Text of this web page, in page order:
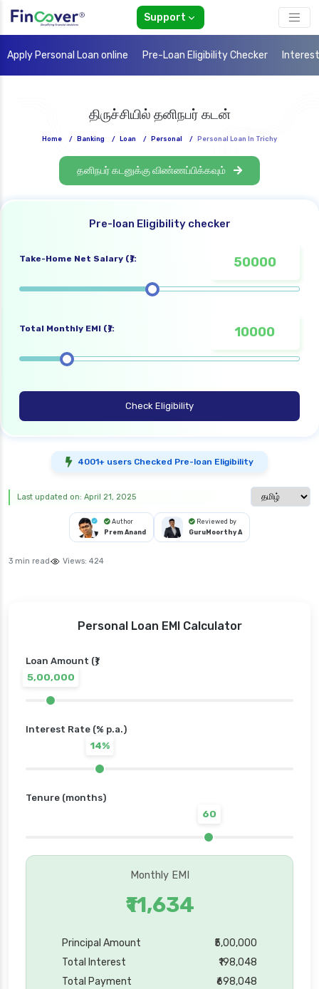
Support
Apply Personal Loan online Pre-Loan Eligibility Checker
திருச்சியில் தனிநபர் கடன்
Home / Banking / Loan / Personal / Personal Loan In Trichy
தனிநபர் கடனுக்கு விண்ணப்பிக்கவும்
Pre-loan Eligibility checker
Take-Home Net Salary (₹):
Total Monthly EMI (₹):
Check Eligibility
4001+ users Checked Pre-loan Eligibility
Select
Last updated on: April 21, 2025
Author
Prem Anand
Reviewed by
GuruMoorthy A
3 min read Views: 424
Personal Loan EMI Calculator
Loan Amount (₹)
5,00,000
Interest Rate (% p.a.)
14%
Tenure (months)
60
Monthly EMI
₹11,634
Principal Amount
₹5,00,000
Total Interest
₹198,048
Total Payment
₹698,048